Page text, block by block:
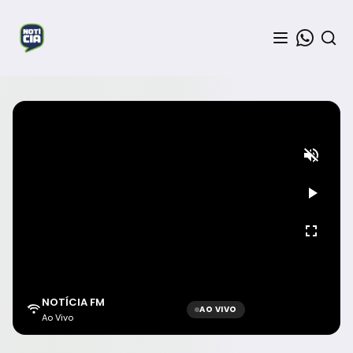
NOTÍCIA FM
Ao Vivo
AO VIVO